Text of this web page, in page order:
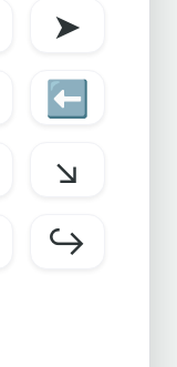
➤
⬅
↘
↪